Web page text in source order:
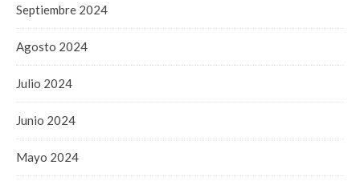
Septiembre 2024
Agosto 2024
Julio 2024
Junio 2024
Mayo 2024